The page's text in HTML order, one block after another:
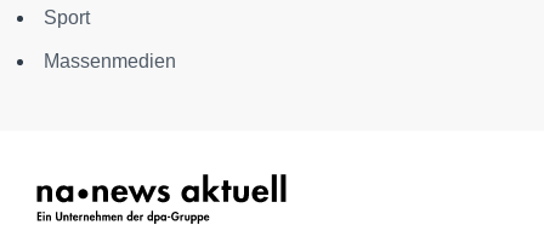
Sport
Massenmedien